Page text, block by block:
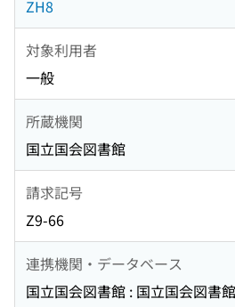
ZH8
対象利用者
一般
所蔵機関
国立国会図書館
請求記号
Z9-66
連携機関・データベース
国立国会図書館 : 国立国会図書